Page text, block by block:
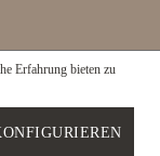
Erfahrung bieten zu